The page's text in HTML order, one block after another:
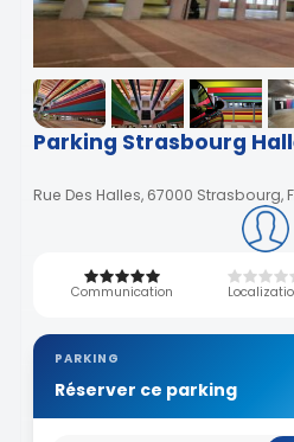
Parking Strasbourg
Rue Des Halles, 67000 Strasbourg,
Communication
PARKING
Réserver ce parking